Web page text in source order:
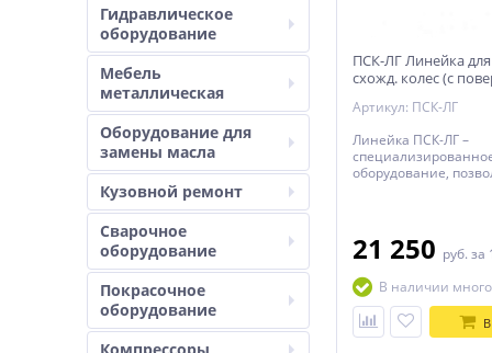
Гидравлическое
оборудование
Мебель
металлическая
Оборудование для
замены масла
Кузовной ремонт
Сварочное
оборудование
Покрасочное
оборудование
ПСК-ЛГ Линейка
схожд. колес (с
Артикул: ПСК-ЛГ
Линейка ПСК-ЛГ –
оборудование,
21 250 руб. за
В наличии много